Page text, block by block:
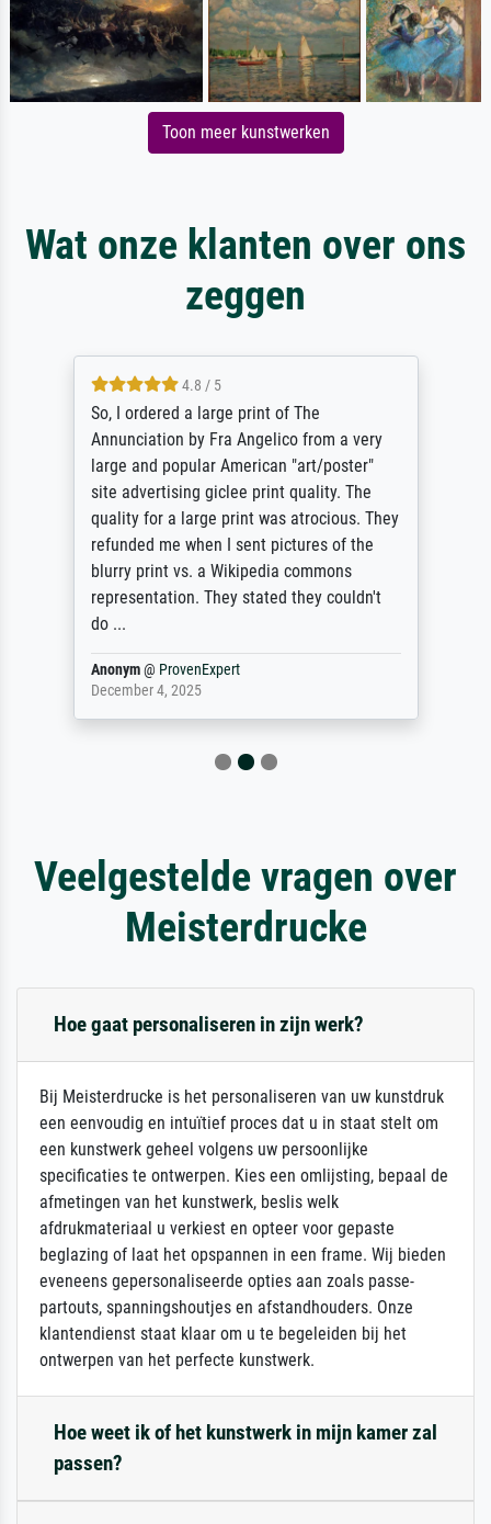
Toon meer kunstwerken
Wat onze klanten over ons
zeggen
4.8 / 5
So, I ordered a large print of The
Annunciation by Fra Angelico from a very
large and popular American "art/poster"
site advertising giclee print quality. The
quality for a large print was atrocious. They
refunded me when I sent pictures of the
blurry print vs. a Wikipedia commons
representation. They stated they couldn't
do ...
Anonym@ ProvenExpert
December 4, 2025
Veelgestelde vragen over
Meisterdrucke
Hoe gaat personaliseren in zijn werk?
Bij Meisterdrucke is het personaliseren van uw kunstdruk
een eenvoudig en intuïtief proces dat u in staat stelt om
een kunstwerk geheel volgens uw persoonlijke
specificaties te ontwerpen. Kies een omlijsting, bepaal de
afmetingen van het kunstwerk, beslis welk
afdrukmateriaal u verkiest en opteer voor gepaste
beglazing of laat het opspannen in een frame. Wij bieden
eveneens gepersonaliseerde opties aan zoals passe-
partouts, spanningshoutjes en afstandhouders. Onze
klantendienst staat klaar om u te begeleiden bij het
ontwerpen van het perfecte kunstwerk.
Hoe weet ik of het kunstwerk in mijn kamer zal
passen?